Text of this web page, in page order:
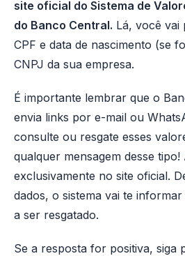
site oficial do Sistema de
do Banco Central. Lá, você vai
CPF e data de nascimento (se
CNPJ da sua empresa.
É importante lembrar que o
envia links por e-mail ou
consulte ou resgate esses
qualquer mensagem desse
exclusivamente no site oficial.
dados, o sistema vai te
a ser resgatado.
Se a resposta for positiva, siga